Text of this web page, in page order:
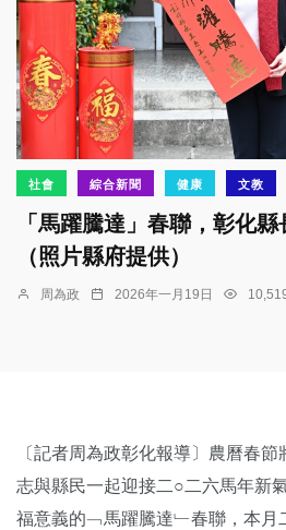
社會 綜合新聞 健康 文教
「馬躍騰達」春聯，彰化縣
（照片縣府提供）
周為政 2026年一月19日
〔記者周為政彰化報導〕農曆春
志與縣民一起迎接二○二六馬年新
福意義的﹁馬躍騰達﹂春聯，本月